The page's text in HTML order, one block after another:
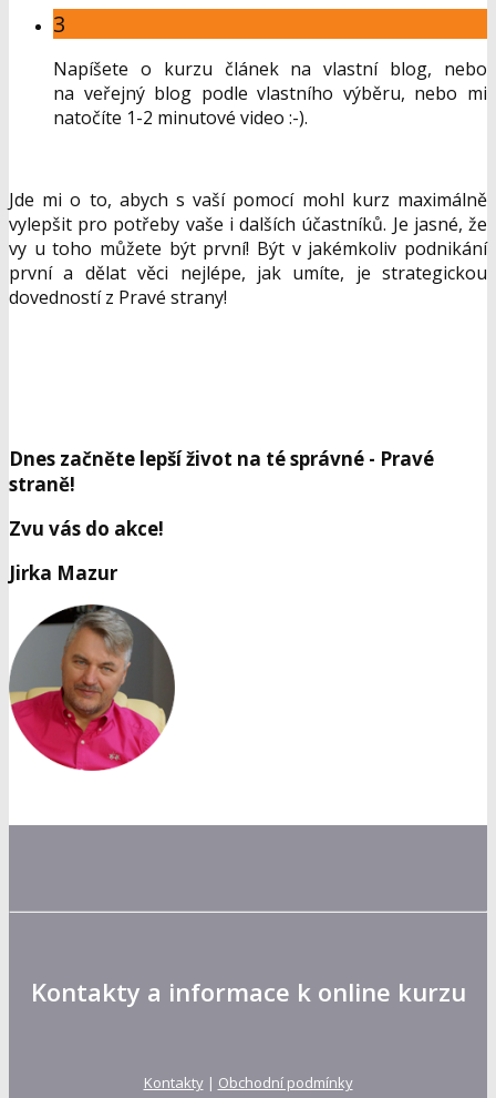
3
Napíšete o kurzu článek na vlastní blog, nebo
na veřejný blog podle vlastního výběru, nebo mi
natočíte 1-2 minutové video :-).
Jde mi o to, abych s vaší pomocí mohl kurz maximálně
vylepšit pro potřeby vaše i dalších účastníků. Je jasné, že
vy u toho můžete být první! Být v jakémkoliv podnikání
první a dělat věci nejlépe, jak umíte, je strategickou
dovedností z Pravé strany!
Dnes začněte lepší život na té správné - Pravé
straně!
Zvu vás do akce!
Jirka Mazur
Kontakty a informace k online kurzu
Kontakty| Obchodní podmínky